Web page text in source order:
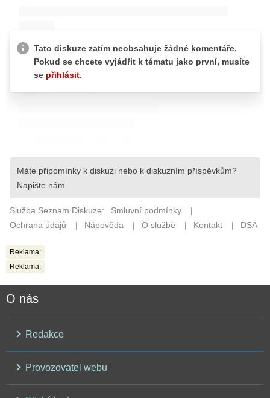
Reklama:
Reklama:
O nás
Redakce
Provozovatel webu